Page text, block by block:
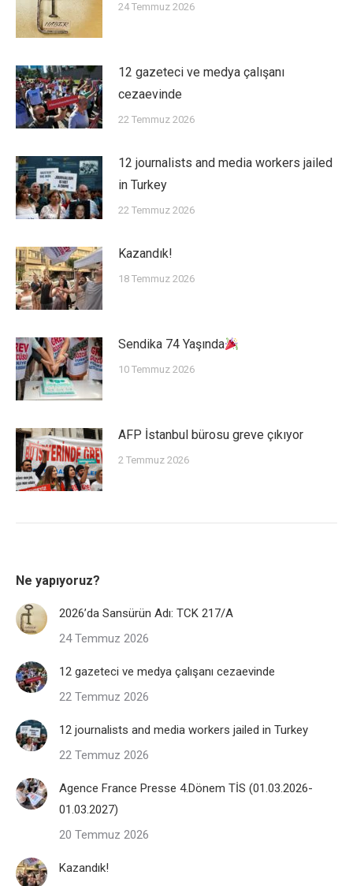
24 Temmuz 2026
12 gazeteci ve medya çalışanı
cezaevinde
22 Temmuz 2026
12 journalists and media workers jailed
in Turkey
22 Temmuz 2026
Kazandık!
18 Temmuz 2026
Sendika 74 Yaşında
10 Temmuz 2026
AFP İstanbul bürosu greve çıkıyor
2 Temmuz 2026
Ne yapıyoruz?
2026’da Sansürün Adı: TCK 217/A
24 Temmuz 2026
12 gazeteci ve medya çalışanı cezaevinde
22 Temmuz 2026
12 journalists and media workers jailed in Turkey
22 Temmuz 2026
Agence France Presse 4.Dönem TİS (01.03.2026-
01.03.2027)
20 Temmuz 2026
Kazandık!